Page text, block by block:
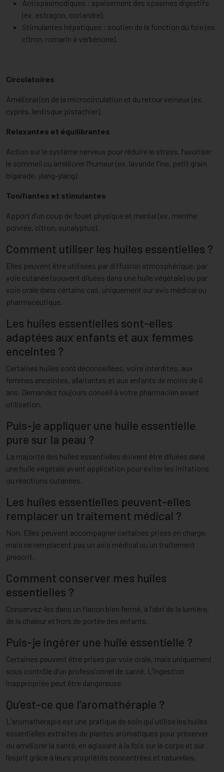
Antispasmodiques : apaisement des spasmes digestifs
(ex. estragon, coriandre).
Stimulantes hépatiques : soutien de la fonction du foie (ex.
citron, romarin à verbénone).
Circulatoires
Amélioration de la microcirculation et du retour veineux (ex.
cyprès, lentisque pistachier).
Relaxantes et équilibrantes
Action sur le système nerveux pour réduire le stress, favoriser
le sommeil ou améliorer l’humeur (ex. lavande fine, petit grain
bigarade, ylang-ylang).
Tonifiantes et stimulantes
Apport d’un coup de fouet physique et mental (ex. menthe
poivrée, citron, eucalyptus).
Comment utiliser les huiles essentielles ?
Elles peuvent être utilisées par diffusion atmosphérique, par
voie cutanée (souvent diluées dans une huile végétale) ou par
voie orale dans certains cas, uniquement sur avis médical ou
pharmaceutique.
Les huiles essentielles sont-elles
adaptées aux enfants et aux femmes
enceintes ?
Certaines huiles sont déconseillées, voire interdites, aux
femmes enceintes, allaitantes et aux enfants de moins de 6
ans. Demandez toujours conseil à votre pharmacien avant
utilisation.
Puis-je appliquer une huile essentielle
pure sur la peau ?
La majorité des huiles essentielles doivent être diluées dans
une huile végétale avant application pour éviter les irritations
ou réactions cutanées.
Les huiles essentielles peuvent-elles
remplacer un traitement médical ?
Non. Elles peuvent accompagner certaines prises en charge,
mais ne remplacent pas un avis médical ou un traitement
prescrit.
Comment conserver mes huiles
essentielles ?
Conservez-les dans un flacon bien fermé, à l’abri de la lumière,
de la chaleur et hors de portée des enfants.
Puis-je ingérer une huile essentielle ?
Certaines peuvent être prises par voie orale, mais uniquement
sous contrôle d’un professionnel de santé. L’ingestion
inappropriée peut être dangereuse.
Qu’est-ce que l’aromathérapie ?
L’aromathérapie est une pratique de soin qui utilise les huiles
essentielles extraites de plantes aromatiques pour préserver
ou améliorer la santé, en agissant à la fois sur le corps et sur
l’esprit grâce à leurs propriétés concentrées et naturelles.